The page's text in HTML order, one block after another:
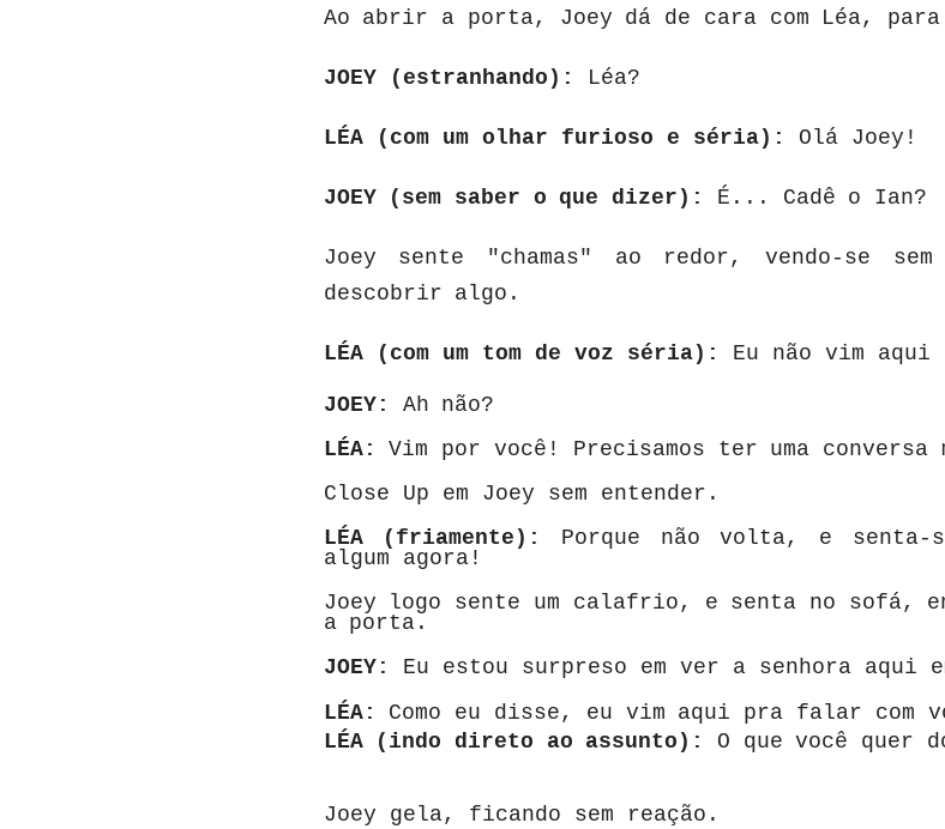
Ao abrir a porta, Joey dá de cara com Léa, para
JOEY (estranhando): Léa?
LÉA (com um olhar furioso e séria): Olá Joey!
JOEY (sem saber o que dizer): É... Cadê o Ian?
Joey sente "chamas" ao redor, vendo-se
descobrir algo.
LÉA (com um tom de voz séria): Eu não vim aqui
JOEY: Ah não?
LÉA:
Vim por você! Precisamos ter uma conversa
Close Up em Joey sem entender.
LÉA (friamente):
Porque não volta, e senta-
algum agora!
Joey
logo sente um calafrio, e senta no sofá,
a porta.
JOEY:
Eu estou surpreso em ver a senhora aqui
LÉA:
Como eu disse, eu vim aqui pra falar com
LÉA
(indo direto ao assunto): O que você quer
Joey gela, ficando sem reação.